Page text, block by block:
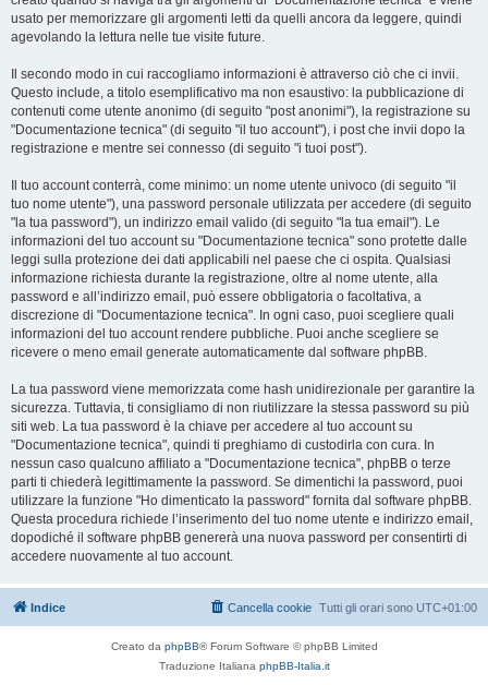
usato per memorizzare gli argomenti letti da quelli ancora da leggere, quindi
agevolando la lettura nelle tue visite future.
Il secondo modo in cui raccogliamo informazioni è attraverso ciò che ci invii.
Questo include, a titolo esemplificativo ma non esaustivo: la pubblicazione di
contenuti come utente anonimo (di seguito "post anonimi"), la registrazione su
"Documentazione tecnica" (di seguito "il tuo account"), i post che invii dopo la
registrazione e mentre sei connesso (di seguito "i tuoi post").
Il tuo account conterrà, come minimo: un nome utente univoco (di seguito "il
tuo nome utente"), una password personale utilizzata per accedere (di seguito
"la tua password"), un indirizzo email valido (di seguito "la tua email"). Le
informazioni del tuo account su "Documentazione tecnica" sono protette dalle
leggi sulla protezione dei dati applicabili nel paese che ci ospita. Qualsiasi
informazione richiesta durante la registrazione, oltre al nome utente, alla
password e all’indirizzo email, può essere obbligatoria o facoltativa, a
discrezione di "Documentazione tecnica". In ogni caso, puoi scegliere quali
informazioni del tuo account rendere pubbliche. Puoi anche scegliere se
ricevere o meno email generate automaticamente dal software phpBB.
La tua password viene memorizzata come hash unidirezionale per garantire la
sicurezza. Tuttavia, ti consigliamo di non riutilizzare la stessa password su più
siti web. La tua password è la chiave per accedere al tuo account su
"Documentazione tecnica", quindi ti preghiamo di custodirla con cura. In
nessun caso qualcuno affiliato a "Documentazione tecnica", phpBB o terze
parti ti chiederà legittimamente la password. Se dimentichi la password, puoi
utilizzare la funzione "Ho dimenticato la password" fornita dal software phpBB.
Questa procedura richiede l’inserimento del tuo nome utente e indirizzo email,
dopodiché il software phpBB genererà una nuova password per consentirti di
accedere nuovamente al tuo account.
Indice Tutti gli orari sono UTC+01:00
Cancella cookie
Creato da phpBB® Forum Software © phpBB Limited
Traduzione Italiana phpBB-Italia.it